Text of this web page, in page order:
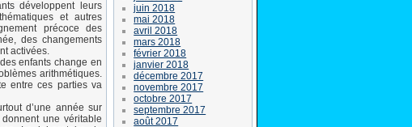
développent leurs
et autres
précoce des
des changements
activées.
enfants change en
arithmétiques.
entre ces parties va
d’une année sur
une véritable
juin 2018
mai 2018
avril 2018
mars 2018
février 2018
janvier 2018
décembre 2017
novembre 2017
octobre 2017
septembre 2017
août 2017